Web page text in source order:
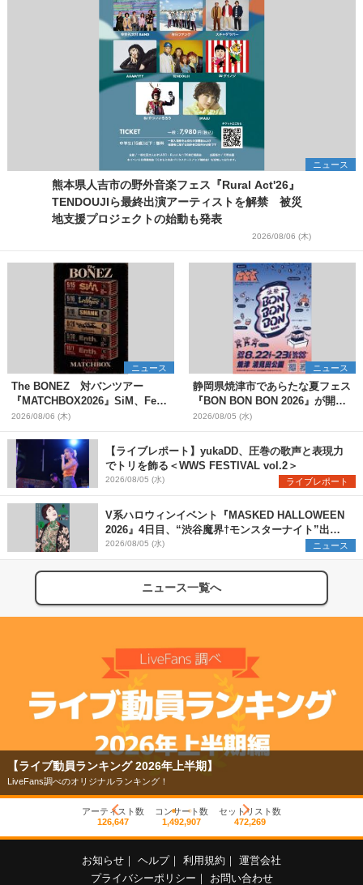
ニュース
熊本県人吉市の野外音楽フェス『Rural Act'26』
TENDOUJIら最終出演アーティストを解禁 被災
地支援プロジェクトの始動も発表
2026/08/06 (木)
ニュース
The BONEZ 対バンツアー
『MATCHBOX2026』SiM、Fear,
and Loathing in Las Vegasら対
バンアーティストを一斉解禁
2026/08/06 (木)
ニュース
静岡県焼津市であらたな夏フェス
『BON BON BON 2026』が開
催 音楽ライブ×盆踊り×DJ×屋台
グルメ×ランタンナイトで彩る2日
間
2026/08/05 (水)
【ライブレポート】yukaDD、圧巻の歌声と表現力
でトリを飾る＜WWS FESTIVAL vol.2＞
2026/08/05 (水) ライブレポート
V系ハロウィンイベント『MASKED HALLOWEEN
2026』4日目、“渋谷魔界†モンスターナイト”出演6
組を発表
2026/08/05 (水) ニュース
ニュース一覧へ
【ライブ動員ランキング 2026年上半期】
LiveFans調べのオリジナルランキング！
アーティスト数
126,647
コンサート数
1,492,907
セットリスト数
472,269
お知らせ ｜ ヘルプ｜ 利用規約 ｜ 運営会社
プライバシーポリシー ｜ お問い合わせ